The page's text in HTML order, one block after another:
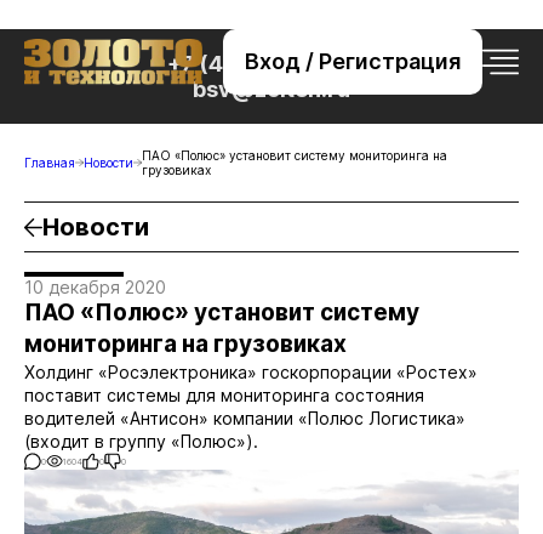
Вход / Регистрация
+7 (495) 221-76-32
bsv@zolteh.ru
Главная Новости
ПАО «Полюс» установит систему мониторинга на
грузовиках
Новости
10 декабря 2020
ПАО «Полюс» установит систему
мониторинга на грузовиках
Холдинг «Росэлектроника» госкорпорации «Ростех»
поставит системы для мониторинга состояния
водителей «Антисон» компании «Полюс Логистика»
(входит в группу «Полюс»).
0 1604 0 0